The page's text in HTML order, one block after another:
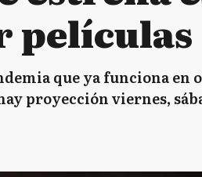
películas
que ya funciona
proyección viernes,